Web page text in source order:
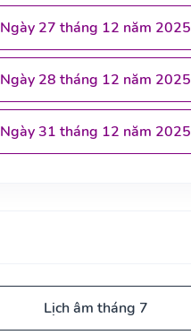
Ngày 27 tháng 12 năm 2025
Ngày 28 tháng 12 năm 2025
Ngày 31 tháng 12 năm 2025
Lịch âm tháng 7